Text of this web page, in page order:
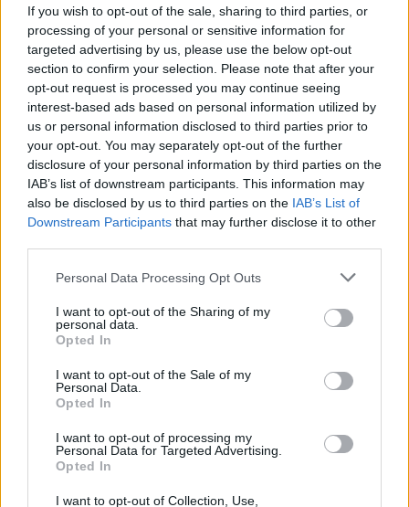
If you wish to opt-out of the sale, sharing to third parties, or
processing of your personal or sensitive information for
targeted advertising by us, please use the below opt-out
section to confirm your selection. Please note that after your
opt-out request is processed you may continue seeing
interest-based ads based on personal information utilized by
us or personal information disclosed to third parties prior to
your opt-out. You may separately opt-out of the further
disclosure of your personal information by third parties on the
IAB’s list of downstream participants. This information may
also be disclosed by us to third parties on the IAB’s List of
Downstream Participants that may further disclose it to other
Please note that this website/app uses one or more Google
not limited to your visit or usage behaviour. You may click to
grant or deny consent to Google and its third-party tags to
use your data for below specified purposes in below Google
consent section.
Personal Data Processing Opt Outs
I want to opt-out of the Sharing of my
personal data.
Opted In
I want to opt-out of the Sale of my
Personal Data.
Opted In
I want to opt-out of processing my
Personal Data for Targeted Advertising.
Opted In
I want to opt-out of Collection, Use,
hlavního věkového pole, kde se střetnou se
zkušenějšími závodníky a budou se snažit
prosadit i mimo mládež.
Čtenáři, potřebujeme tvoji zpětnou vazbu
Zimní sezóna skončila a kdo byl poctivý, už má
svoje lyže zalité v parafinu a uložené na půdě.
Jaro je čas na sumarizaci celé zimy nejen pro
získali zpětnou vazbu a zjistili, co bychom mohli
vylepšit. Váš čas je drahocenný a stejně tak i vaše
rady a názory, proto jsme se rozhodli, že každý,
kdo vyplní dotazník, se zúčastní
startovní čísla na Marcialongu
– slavný italský
závod, který je tak oblíbený u českých laufařů.
Zde můžete vyplnit dotazník